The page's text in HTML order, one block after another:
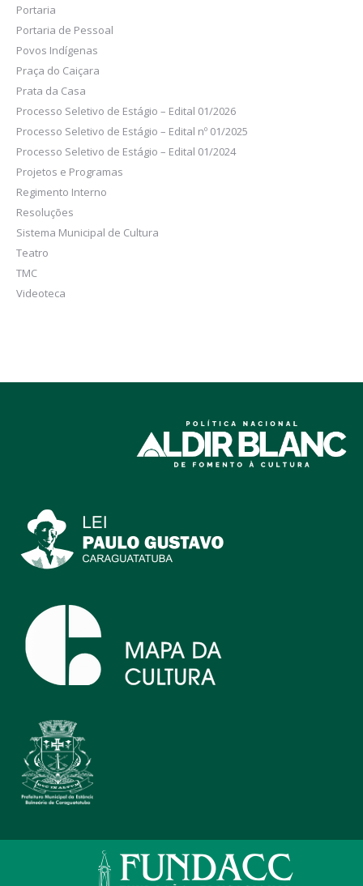
Portaria
Portaria de Pessoal
Povos Indígenas
Praça do Caiçara
Prata da Casa
Processo Seletivo de Estágio – Edital 01/2026
Processo Seletivo de Estágio – Edital nº 01/2025
Processo Seletivo de Estágio – Edital 01/2024
Projetos e Programas
Regimento Interno
Resoluções
Sistema Municipal de Cultura
Teatro
TMC
Videoteca